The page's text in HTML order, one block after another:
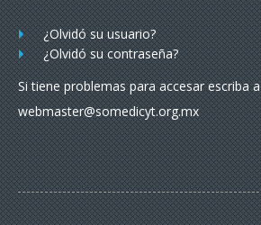
¿Olvidó su usuario?
¿Olvidó su contraseña?
Si tiene problemas para accesar escriba a
webmaster@somedicyt.org.mx